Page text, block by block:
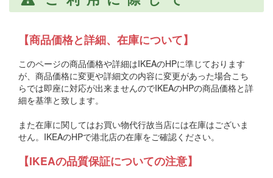
【商品価格と詳細、在庫について】
このページの商品価格や詳細はIKEAのHPに準じております
が、商品価格に変更や詳細文の内容に変更があった場合こち
らでは即座に対応が出来ませんのでIKEAのHPの商品価格と詳
細を基準と致します。
また在庫に関してはお買い物代行故当店には在庫はございま
せん。IKEAのHPで港北店の在庫をご確認ください。
【IKEAの品質保証についての注意】